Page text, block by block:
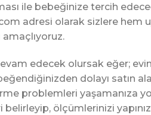
ile bebeğinize tercih
adresi olarak sizlere hem
edecek olursak eğer;
dolayı satın
problemleri yaşamanıza
ölçümlerinizi